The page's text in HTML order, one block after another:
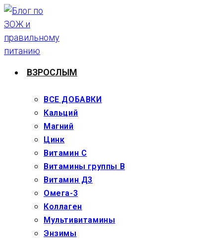
Перейти
к
содержимому
ВЗРОСЛЫМ
ВСЕ ДОБАВКИ
Кальций
Магний
Цинк
Витамин С
Витамины группы В
Витамин Д3
Омега-3
Коллаген
Мультивитамины
Энзимы